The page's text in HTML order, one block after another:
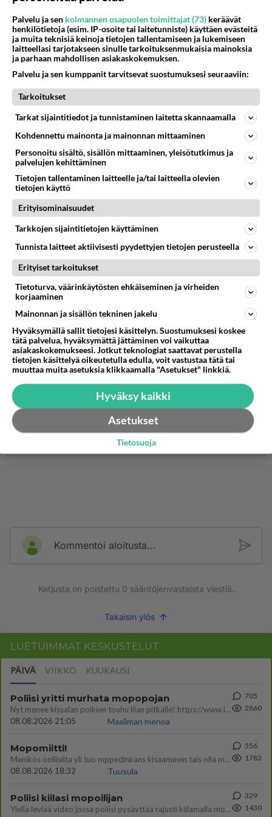
on itse
sanonut että "ei kaikkien tarvitse niitten musasta
tykätä ja se on OK!"
Äänestä Kommentoi
2001-02-02 22:17:00
No täs onkin ideana se, että Bodomia kuuntelee
kaikki 10-vuotiaat tapit, jotka diggaa samalla
jotain vitun Britney Spiritusta.
Se on vaan aika naurettavaa. On vähän
metallibändien suosio kääntynyt väärään
suuntaan.
Mun mielestä metallin on parempi pysytellä ns.
inside-genrenä, ettei tuu tollaisia Ville Valoja
enää tähän maailmaan, jotka pilaa genren
maineen.
Äänestä Kommentoi
Kommentoi aloitusta...
Ketjusta on poistettu 0 sääntöjenvastaista viestiä.
Takaisin ylös
LUETUIMMAT KESKUSTELUT
PÄIVÄ VIIKKO KUUKAUSI
Poliisi yritti murhata mopopojan
Nyt menee kissalan poikien touhu liian pitkälle! https://www.is.fi/kotimaa/art-2000012193221.html Karu video mopomiiti
08.08.2026 21:05
Maailman menoa
705
2860
Mopomiitti!
Menikös öoliisilta yli tuo mppedinkans kisaaminen tais olla melkoinen riski vahigoittaa tarpeettomasti jopa kuolla tuoss
08.08.2026 18:32
Tuusula
556
1783
Poliisi kiilasi mopoilijan
Ylellä leviää video jossa poliisi pysäyttää rajusti kiilamalla mopo pojan. Toivottavasti poliisi ottaa tuosta mallia myö
329
1430
Palvelu ja sen kolmannen osapuolen toimittajat (73) keräävät
henkilötietoja (esim. IP-osoite tai laitetunniste) käyttäen evästeitä
ja muita teknisiä keinoja tietojen tallentamiseen ja lukemiseen
laitteellasi tarjotakseen sinulle tarkoituksenmukaisia mainoksia
ja parhaan mahdollisen asiakaskokemuksen.
Palvelu ja sen kumppanit tarvitsevat suostumuksesi seuraaviin:
Tarkoitukset
Tarkat sijaintitiedot ja tunnistaminen laitetta skannaamalla
Kohdennettu mainonta ja mainonnan mittaaminen
Personoitu sisältö, sisällön mittaaminen, yleisötutkimus ja
palvelujen kehittäminen
Tietojen tallentaminen laitteelle ja/tai laitteella olevien
tietojen käyttö
Erityisominaisuudet
Tarkkojen sijaintitietojen käyttäminen
Tunnista laitteet aktiivisesti pyydettyjen tietojen perusteella
Erityiset tarkoitukset
Tietoturva, väärinkäytösten ehkäiseminen ja virheiden
korjaaminen
Mainonnan ja sisällön tekninen jakelu
Hyväksymällä sallit tietojesi käsittelyn. Suostumuksesi koskee
tätä palvelua, hyväksymättä jättäminen voi vaikuttaa
asiakaskokemukseesi. Jotkut teknologiat saattavat perustella
tietojen käsittelyä oikeutetulla edulla, voit vastustaa tätä tai
muuttaa muita asetuksia klikkaamalla "Asetukset" linkkiä.
Hyväksy kaikki
Asetukset
Tietosuoja